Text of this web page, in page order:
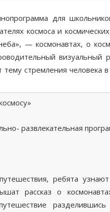
для
космоса и
— космонавтах, о
визуальный
тему стремления человека
развлекательная
ребята
рассказ о